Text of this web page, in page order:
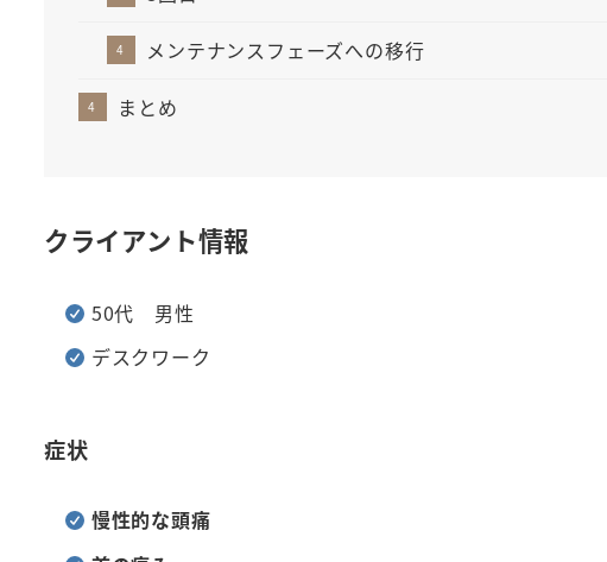
メンテナンスフェーズへの移行
まとめ
クライアント情報
50代 男性
デスクワーク
症状
慢性的な頭痛